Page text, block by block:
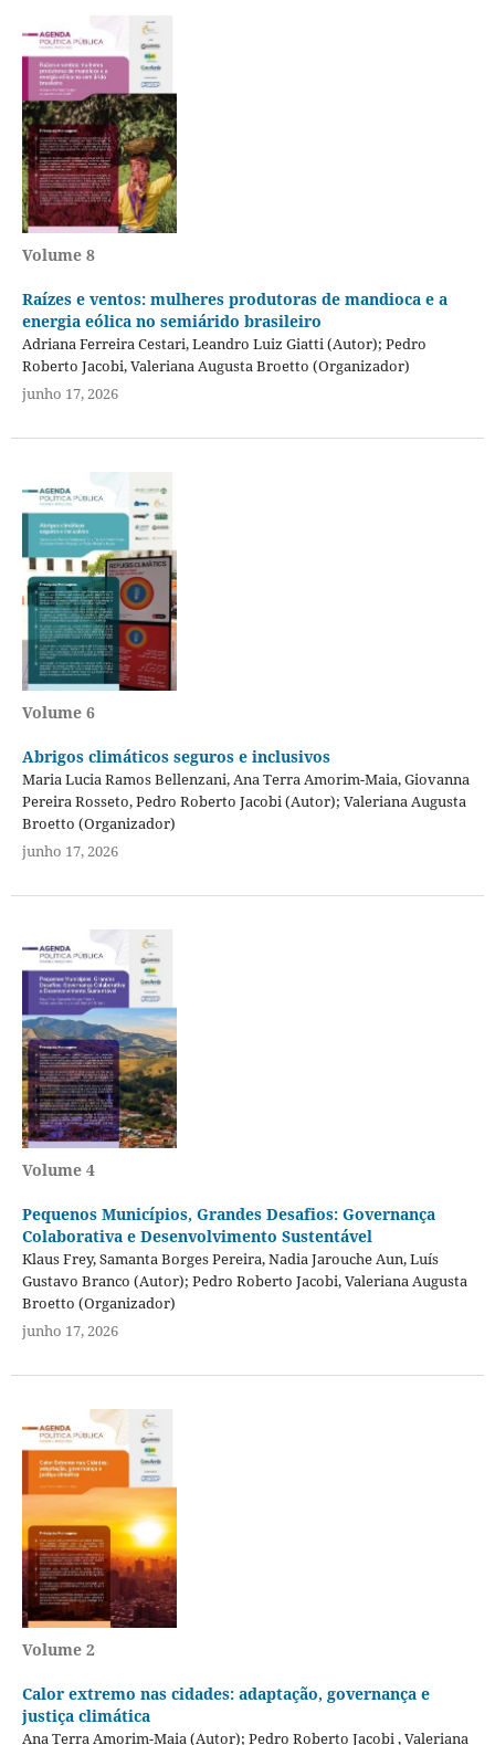
Volume 8
Raízes e ventos: mulheres produtoras de mandioca e a
energia eólica no semiárido brasileiro
Adriana Ferreira Cestari, Leandro Luiz Giatti (Autor); Pedro
Roberto Jacobi, Valeriana Augusta Broetto (Organizador)
junho 17, 2026
Volume 6
Abrigos climáticos seguros e inclusivos
Maria Lucia Ramos Bellenzani, Ana Terra Amorim-Maia, Giovanna
Pereira Rosseto, Pedro Roberto Jacobi (Autor); Valeriana Augusta
Broetto (Organizador)
junho 17, 2026
Volume 4
Pequenos Municípios, Grandes Desafios: Governança
Colaborativa e Desenvolvimento Sustentável
Klaus Frey, Samanta Borges Pereira, Nadia Jarouche Aun, Luís
Gustavo Branco (Autor); Pedro Roberto Jacobi, Valeriana Augusta
Broetto (Organizador)
junho 17, 2026
Volume 2
Calor extremo nas cidades: adaptação, governança e
justiça climática
Ana Terra Amorim-Maia (Autor); Pedro Roberto Jacobi , Valeriana